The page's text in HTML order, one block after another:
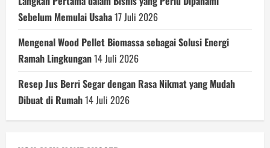
Sebelum Memulai Usaha17 Juli 2026
Mengenal Wood Pellet Biomassa sebagai Solusi Energi
Ramah Lingkungan14 Juli 2026
Resep Jus Berri Segar dengan Rasa Nikmat yang Mudah
Dibuat di Rumah14 Juli 2026